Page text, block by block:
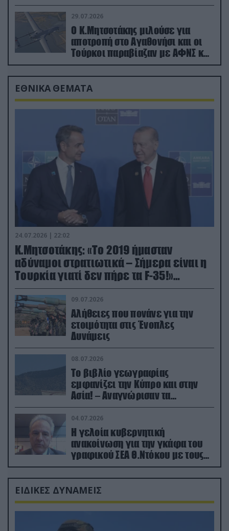
29.07.2026
Ο Κ.Μητσοτάκης μιλούσε για
αποτροπή στο Αγαθονήσι και οι
Τούρκοι παραβίαζαν με ΑΦΝΣ και
drone
ΕΘΝΙΚΑ ΘΕΜΑΤΑ
24.07.2026 | 22:02
Κ.Μητσοτάκης: «Το 2019 ήμασταν
αδύναμοι στρατιωτικά – Σήμερα είναι η
Τουρκία γιατί δεν πήρε τα F-35!»
(βίντεο)
09.07.2026
Αλήθειες που πονάνε για την
ετοιμότητα στις Ένοπλες
Δυνάμεις
08.07.2026
Το βιβλίο γεωγραφίας
εμφανίζει την Κύπρο και στην
Ασία! – Αναγνώρισαν τα
κατεχόμενα; (φωτο)
04.07.2026
Η γελοία κυβερνητική
ανακοίνωση για την γκάφα του
γραφικού ΣΕΑ Θ.Ντόκου με τους
Ρώσους φαρσέρ
ΕΙΔΙΚΕΣ ΔΥΝΑΜΕΙΣ